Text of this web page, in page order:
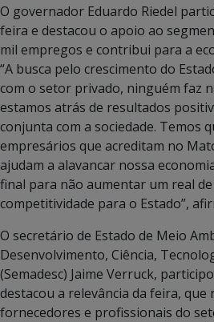
O governador Eduardo Riedel
feira e destacou o apoio ao
mil empregos e contribui para a
“A busca pelo crescimento do
com o setor privado, ninguém faz
estamos atrás de resultados
conjunta com a sociedade. Temos
empresários que acreditam no
ajudam a alavancar nossa
final para não aumentar um real
competitividade para o Estado”,
O secretário de Estado de Meio
Desenvolvimento, Ciência,
(Semadesc) Jaime Verruck,
destacou a relevância da feira,
fornecedores e profissionais do